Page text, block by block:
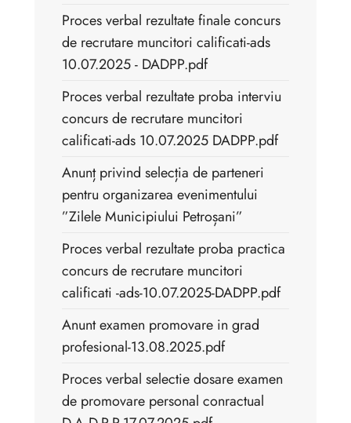
Proces verbal rezultate finale concurs
de recrutare muncitori calificati-ads
10.07.2025 - DADPP.pdf
Proces verbal rezultate proba interviu
concurs de recrutare muncitori
calificati-ads 10.07.2025 DADPP.pdf
Anunț privind selecția de parteneri
pentru organizarea evenimentului
”Zilele Municipiului Petroșani”
Proces verbal rezultate proba practica
concurs de recrutare muncitori
calificati -ads-10.07.2025-DADPP.pdf
Anunt examen promovare in grad
profesional-13.08.2025.pdf
Proces verbal selectie dosare examen
de promovare personal conractual